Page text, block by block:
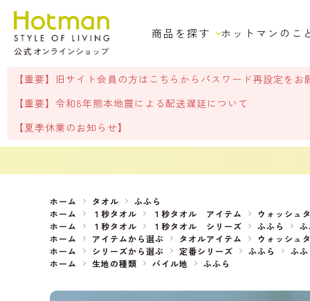
商品を探す ホットマンのこ
【重要】旧サイト会員の方はこちらからパスワード再設定をお
【重要】令和8年熊本地震による配送遅延について
【夏季休業のお知らせ】
ホーム タオル
ふふら
ホーム
１秒タオル １秒タオル アイテム ウォッシュ
ホーム
１秒タオル １秒タオル シリーズ ふふら
ふ
ホーム
アイテムから選ぶ タオルアイテム ウォッシュ
ホーム
シリーズから選ぶ 定番シリーズ ふふら
ふふ
ホーム
生地の種類 パイル地 ふふら